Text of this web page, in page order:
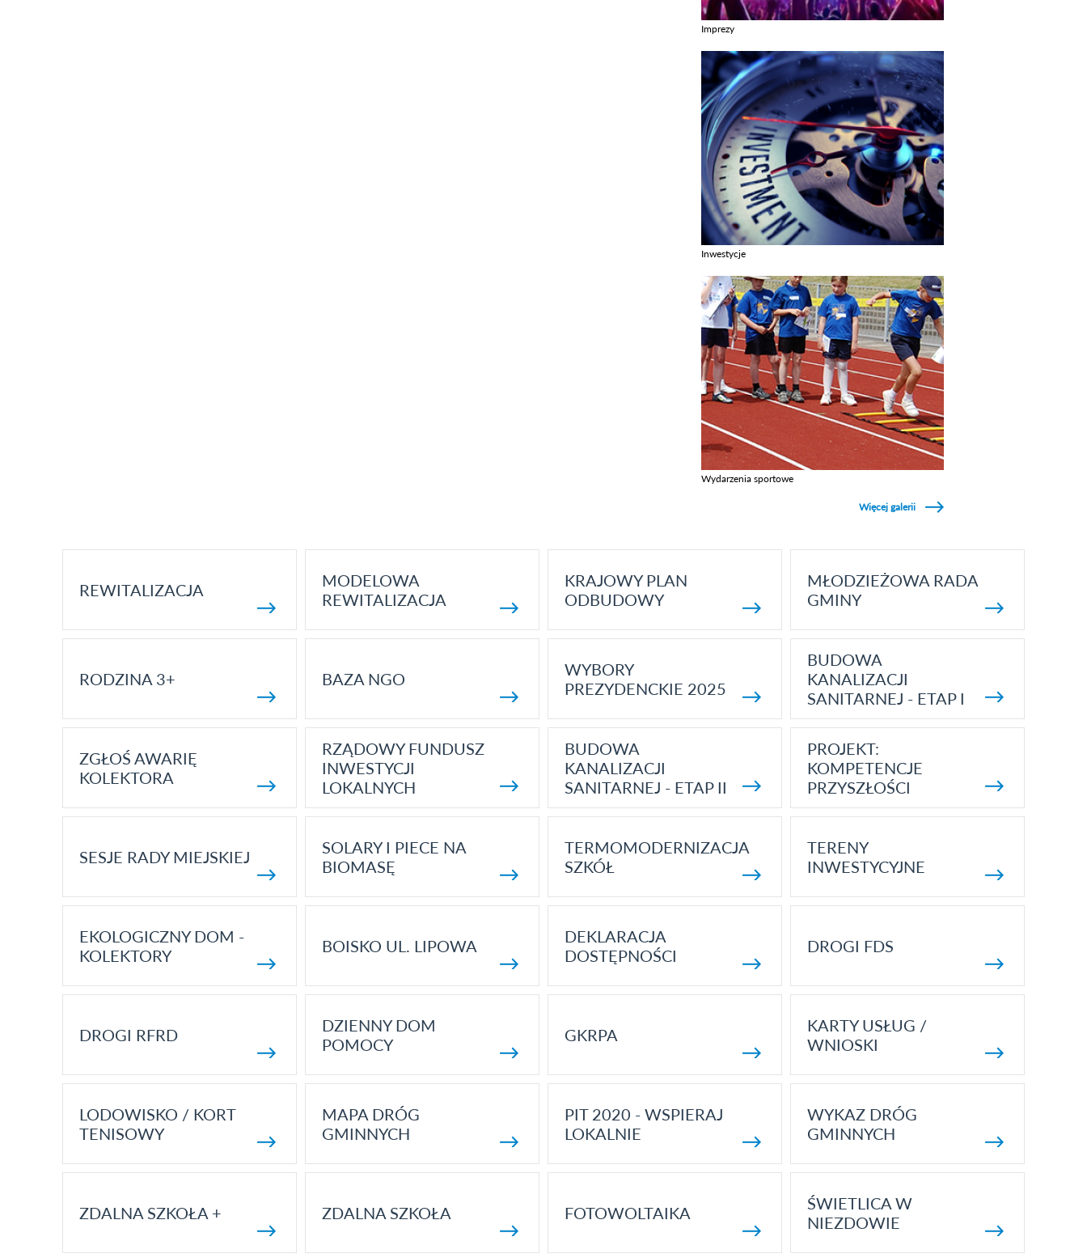
Imprezy
Inwestycje
Wydarzenia sportowe
Więcej galerii
REWITALIZACJA
MODELOWA
REWITALIZACJA
KRAJOWY PLAN
ODBUDOWY
MŁODZIEŻOWA RADA
GMINY
RODZINA 3+ BAZA NGO
WYBORY
PREZYDENCKIE 2025
BUDOWA
KANALIZACJI
SANITARNEJ - ETAP I
ZGŁOŚ AWARIĘ
KOLEKTORA
RZĄDOWY FUNDUSZ
INWESTYCJI
LOKALNYCH
BUDOWA
KANALIZACJI
SANITARNEJ - ETAP II
PROJEKT:
KOMPETENCJE
PRZYSZŁOŚCI
SESJE RADY MIEJSKIEJ
SOLARY I PIECE NA
BIOMASĘ
TERMOMODERNIZACJA
SZKÓŁ
TERENY
INWESTYCYJNE
EKOLOGICZNY DOM -
KOLEKTORY
BOISKO UL. LIPOWA
DEKLARACJA
DOSTĘPNOŚCI
DROGI FDS
DROGI RFRD
DZIENNY DOM
POMOCY
GKRPA
KARTY USŁUG /
WNIOSKI
LODOWISKO / KORT
TENISOWY
MAPA DRÓG
GMINNYCH
PIT 2020 - WSPIERAJ
LOKALNIE
WYKAZ DRÓG
GMINNYCH
ZDALNA SZKOŁA + ZDALNA SZKOŁA FOTOWOLTAIKA
ŚWIETLICA W
NIEZDOWIE